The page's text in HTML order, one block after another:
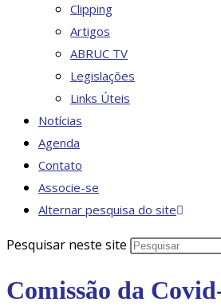
Clipping
Artigos
ABRUC TV
Legislações
Links Úteis
Notícias
Agenda
Contato
Associe-se
Alternar pesquisa do site
Pesquisar neste site
Comissão da